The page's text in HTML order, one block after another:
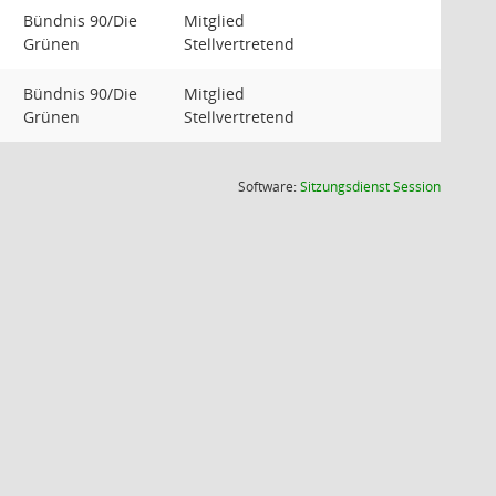
Bündnis 90/Die
Grünen
Mitglied
Stellvertretend
Bündnis 90/Die
Grünen
Mitglied
Stellvertretend
Software:SitzungsdienstSession(Wird in